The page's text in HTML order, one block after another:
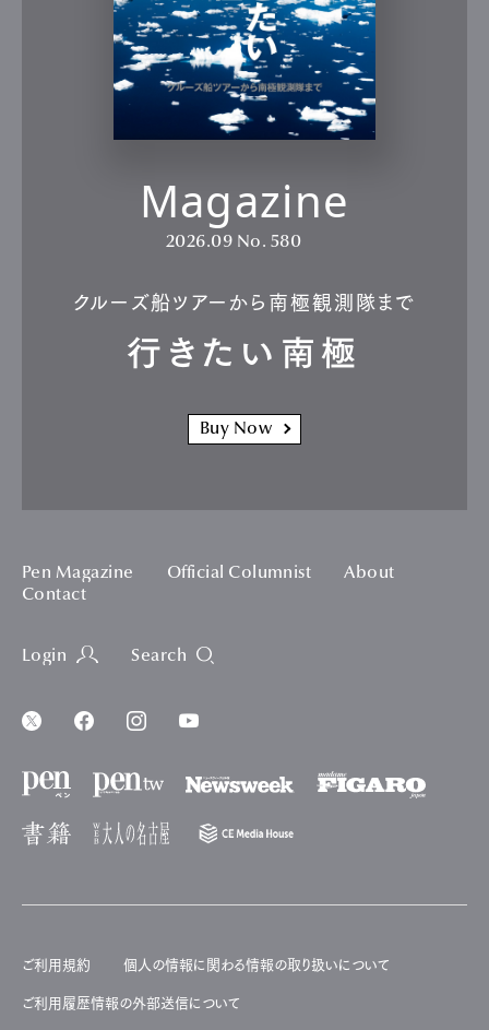
Magazine
2026.09 No. 580
クルーズ船ツアーから南極観測隊まで
行きたい南極
Buy Now
Pen Magazine Official Columnist
About
Contact
Login Search
ご利用規約 個人の情報に関わる情報の取り扱いについて
ご利用履歴情報の外部送信について